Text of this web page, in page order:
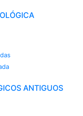
ANTIGUOS